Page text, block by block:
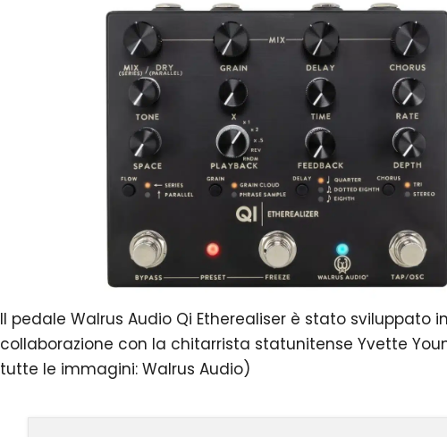
Il pedale Walrus Audio Qi Etherealiser è stato sviluppato in
collaborazione con la chitarrista statunitense Yvette
tutte le immagini: Walrus Audio)